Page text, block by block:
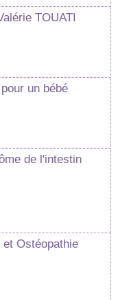
TOUATI
un bébé
de l'intestin
Ostéopathie